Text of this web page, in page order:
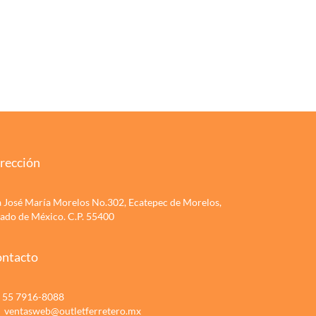
José María Morelos No.302, Ecatepec de Morelos,
de México. C.P. 55400
55 7916-8088
ventasweb@outletferretero.mx